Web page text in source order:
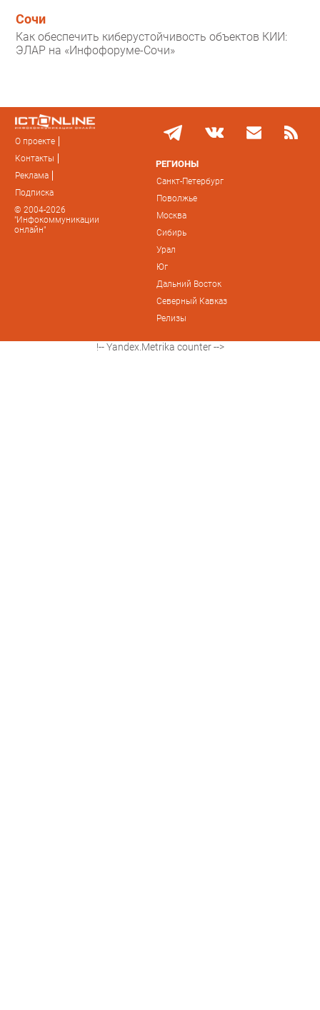
Сочи
Как обеспечить киберустойчивость объектов КИИ:
ЭЛАР на «Инфофоруме-Сочи»
О проекте
Контакты
Реклама
Подписка
© 2004-2026
"Инфокоммуникации
онлайн"
РЕГИОНЫ
Санкт-Петербург
Поволжье
Москва
Сибирь
Урал
Юг
Дальний Восток
Северный Кавказ
Релизы
!-- Yandex.Metrika counter -->